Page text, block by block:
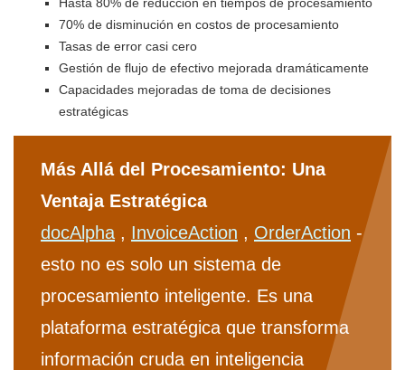
70% de disminución en costos de procesamiento
Tasas de error casi cero
Gestión de flujo de efectivo mejorada dramáticamente
Capacidades mejoradas de toma de decisiones
estratégicas
Más Allá del Procesamiento: Una
Ventaja Estratégica
docAlpha , InvoiceAction , OrderAction -
esto no es solo un sistema de
procesamiento inteligente. Es una
plataforma estratégica que transforma
información cruda en inteligencia